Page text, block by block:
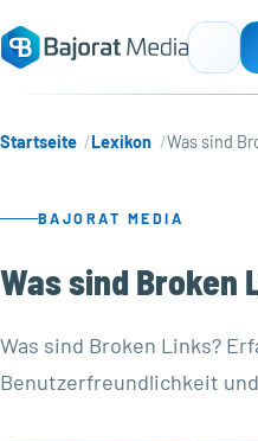
Startseite Lexikon Was sind
BAJORAT MEDIA
Was sind Broken
Was sind Broken Links?
Benutzerfreundlichkeit